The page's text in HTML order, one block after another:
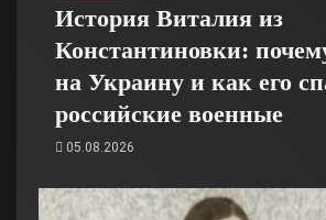
История Виталия из
Константиновки:
на Украину и как его
российские военные
05.08.2026